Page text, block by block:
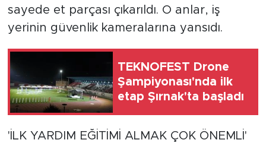
sayede et parçası çıkarıldı. O anlar, iş
yerinin güvenlik kameralarına yansıdı.
TEKNOFEST Drone
Şampiyonası'nda ilk
etap Şırnak'ta başladı
'İLK YARDIM EĞİTİMİ ALMAK ÇOK ÖNEMLİ'